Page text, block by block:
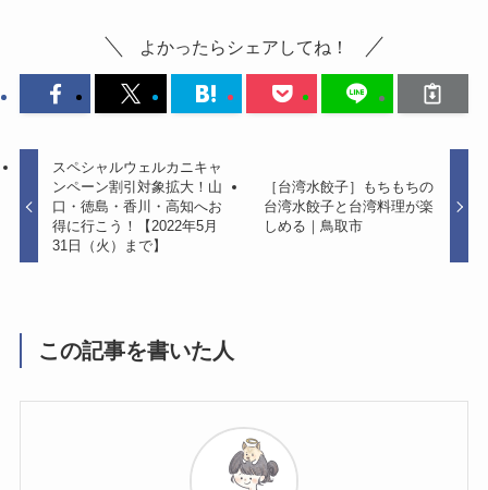
よかったらシェアしてね！
スペシャルウェルカニキャ
ンペーン割引対象拡大！山
口・徳島・香川・高知へお
得に行こう！【2022年5月
31日（火）まで】
［台湾水餃子］もちもちの
台湾水餃子と台湾料理が楽
しめる｜鳥取市
この記事を書いた人